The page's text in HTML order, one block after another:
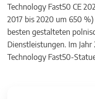
Technology Fast50 CE
2017 bis 2020 um 650
besten gestalteten
Dienstleistungen. Im
Technology Fast50-